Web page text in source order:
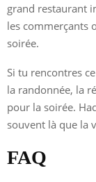
grand restaurant
les commerçants
soirée.
Si tu rencontres
la randonnée, la
pour la soirée.
souvent là que la
FAQ